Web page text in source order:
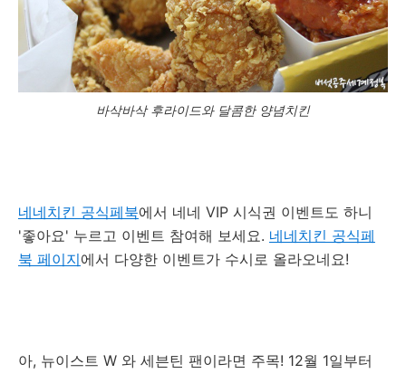
바삭바삭 후라이드와 달콤한 양념치킨
네네치킨 공식페북에서 네네 VIP 시식권 이벤트도 하니
'좋아요' 누르고 이벤트 참여해 보세요. 네네치킨 공식페
북 페이지에서 다양한 이벤트가 수시로 올라오네요!
아, 뉴이스트 W 와 세븐틴 팬이라면 주목! 12월 1일부터